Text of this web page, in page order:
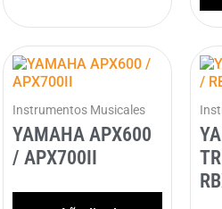
Instrumentos Musicales
YAMAHA APX600
/ APX700II